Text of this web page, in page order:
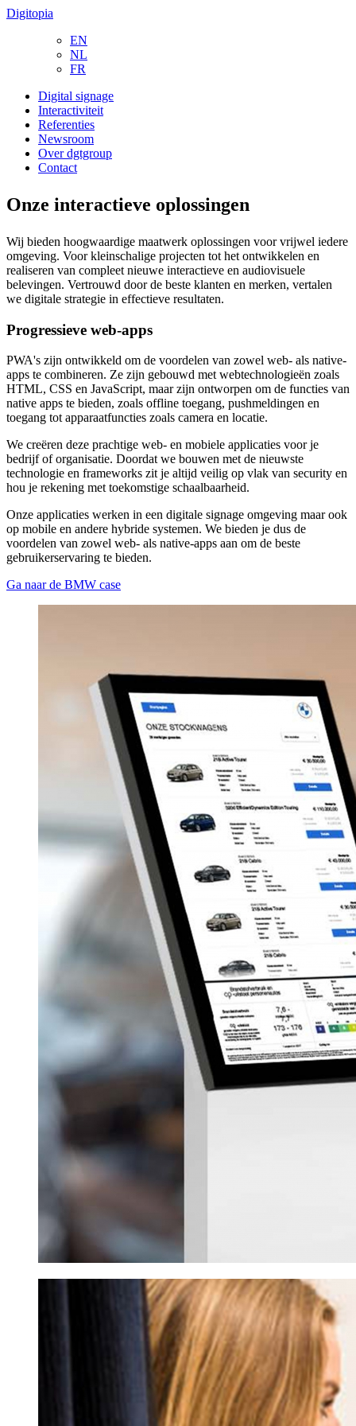
Digitopia
EN
NL
FR
Digital signage
Interactiviteit
Referenties
Newsroom
Over dgtgroup
Contact
Onze interactieve oplossingen
Wij bieden hoogwaardige maatwerk oplossingen voor vrijwel iedere
omgeving. Voor kleinschalige projecten tot het ontwikkelen en
realiseren van compleet nieuwe interactieve en audiovisuele
belevingen. Vertrouwd door de beste klanten en merken, vertalen
we digitale strategie in effectieve resultaten.
Progressieve web-apps
PWA's zijn ontwikkeld om de voordelen van zowel web- als native-
apps te combineren. Ze zijn gebouwd met webtechnologieën zoals
HTML, CSS en JavaScript, maar zijn ontworpen om de functies van
native apps te bieden, zoals offline toegang, pushmeldingen en
toegang tot apparaatfuncties zoals camera en locatie.
We creëren deze prachtige web- en mobiele applicaties voor je
bedrijf of organisatie. Doordat we bouwen met de nieuwste
technologie en frameworks zit je altijd veilig op vlak van security en
hou je rekening met toekomstige schaalbaarheid.
Onze applicaties werken in een digitale signage omgeving maar ook
op mobile en andere hybride systemen. We bieden je dus de
voordelen van zowel web- als native-apps aan om de beste
gebruikerservaring te bieden.
Ga naar de BMW case